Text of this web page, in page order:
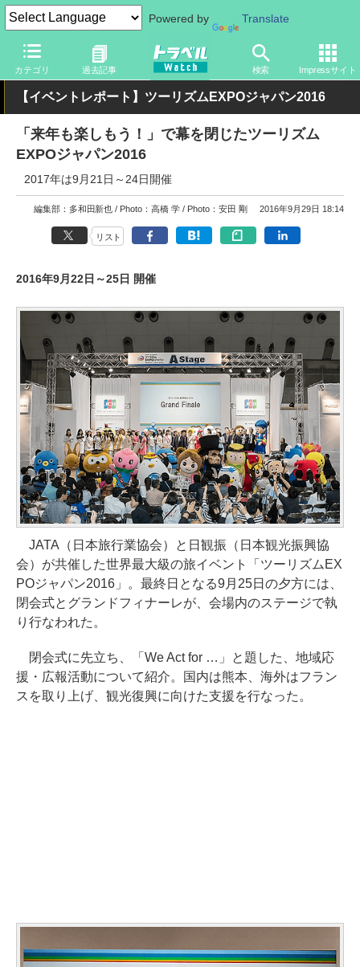
Powered by Translate
カテゴリ 過去記事 検索 Impressサイト
トラベル Watch イベント ツーリズムEXPOジャパン 2016
【イベントレポート】ツーリズムEXPOジャパン2016
「来年も楽しもう！」で幕を閉じたツーリズム
EXPOジャパン2016
2017年は9月21日～24日開催
編集部：多和田新也 Photo：高橋 学 Photo：安田 剛 2016年9月29日 18:14
リスト
2016年9月22日～25日 開催
JATA（日本旅行業協会）と日観振（日本観光振興協
会）が共催した世界最大級の旅イベント「ツーリズムEX
POジャパン2016」。最終日となる9月25日の夕方には、
閉会式とグランドフィナーレが、会場内のステージで執
り行なわれた。
閉会式に先立ち、「We Act for …」と題した、地域応
援・広報活動について紹介。国内は熊本、海外はフラン
スを取り上げ、観光復興に向けた支援を行なった。